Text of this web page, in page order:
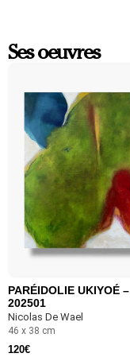
Ses oeuvres
PARÉIDOLIE UKIYOÉ –
202501
Nicolas De Wael
46 x 38 cm
120€